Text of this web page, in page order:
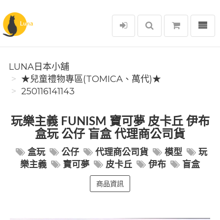
Luna日本小舖
選單
LUNA日本小舖
★兒童禮物專區(TOMICA、萬代)★
250116141143
玩樂主義 FUNISM 寶可夢 皮卡丘 伊布
盒玩 公仔 盲盒 代理商公司貨
盒玩 公仔 代理商公司貨 模型
玩
樂主義
寶可夢 皮卡丘 伊布 盲盒
商品資訊